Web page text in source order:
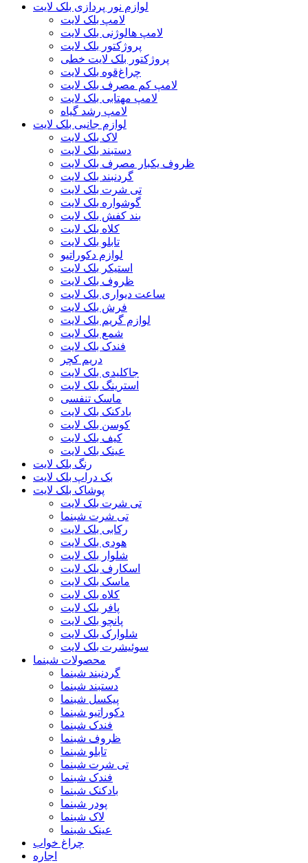
لوازم نور پردازی بلک لایت
لامپ بلک لایت
لامپ هالوژنی بلک لایت
پروژکتور بلک لایت
پروژکتور بلک لایت خطی
چراغ‌قوه بلک لایت
لامپ کم مصرف بلک لایت
لامپ مهتابی بلک لایت
لامپ رشد گیاه
لوازم جانبی بلک لایت
لاک بلک لایت
دستبند بلک لایت
ظروف یکبار مصرف بلک لایت
گردنبند بلک لایت
تی شرت بلک لایت
گوشواره بلک لایت
بند کفش بلک لایت
کلاه بلک لایت
تابلو بلک لایت
لوازم دکوراتیو
استیکر بلک لایت
ظروف بلک لایت
ساعت دیواری بلک لایت
فرش بلک لایت
لوازم گریم بلک لایت
شمع بلک لایت
فندک بلک لایت
دریم کچر
جاکلیدی بلک لایت
استرینگ بلک لایت
ماسک تنفسی
بادکنک بلک لایت
کوسن بلک لایت
کیف بلک لایت
عینک بلک لایت
رنگ بلک لایت
بک دراپ بلک لایت
پوشاک بلک لایت
تی شرت بلک لایت
تی شرت شبنما
رکابی بلک لایت
هودی بلک لایت
شلوار بلک لایت
اسکارف بلک لایت
ماسک بلک لایت
کلاه بلک لایت
پافر بلک لایت
پانچو بلک لایت
شلوارک بلک لایت
سوئیشرت بلک لایت
محصولات شبنما
گردنبند شبنما
دستبند شبنما
پیکسل شبنما
دکوراتیو شبنما
فندک شبنما
ظروف شبنما
تابلو شبنما
تی شرت شبنما
فندک شبنما
بادکنک شبنما
پودر شبنما
لاک شبنما
عینک شبنما
چراغ خواب
اجاره